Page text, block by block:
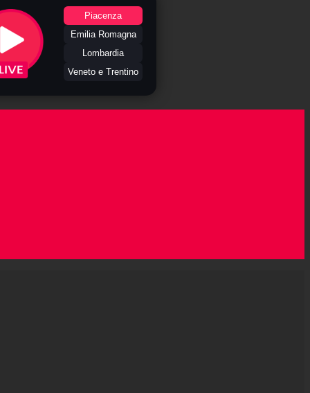
Piacenza
Emilia Romagna
Lombardia
Veneto e Trentino